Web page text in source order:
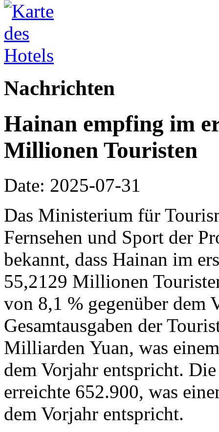
Nachrichten
Hainan empfing im
Millionen Touristen
Date: 2025-07-31
Das Ministerium für
Fernsehen und Sport der
bekannt, dass Hainan im
55,2129 Millionen
von 8,1 % gegenüber dem
Gesamtausgaben der
Milliarden Yuan, was
dem Vorjahr entspricht.
erreichte 652.900, was
dem Vorjahr entspricht.